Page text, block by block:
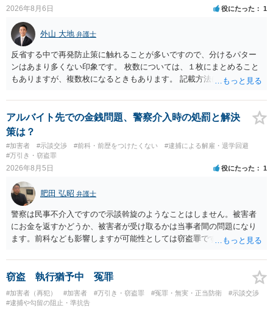
2026年8月6日 役にたった 1
外山 大地 弁護士
反省する中で再発防止策に触れることが多いですので、分けるパター
ンはあまり多くない印象です。 枚数については、１枚にまとめること
もありますが、複数枚になるときもあります。 記載方法については、
います。 したがいまして、いずれも良いかと考えます。
アルバイト先での金銭問題、警察介入時の処罰と解決
策は？
#加害者 #示談交渉 #前科・前歴をつけたくない
#逮捕による解雇・退学回避
#万引き・窃盗罪
2026年8月5日 役にたった 1
肥田 弘昭 弁護士
警察は民事不介入ですので示談斡旋のようなことはしません。被害者
にお金を返すかどうか、被害者が受け取るかは当事者間の問題になり
ます。前科なども影響しますが可能性としては窃盗罪ですので、逮捕
窃盗 執行猶予中 冤罪
#加害者（再犯） #加害者 #万引き・窃盗罪 #冤罪・無実・正当防衛
#示談交渉
#逮捕や勾留の阻止・準抗告